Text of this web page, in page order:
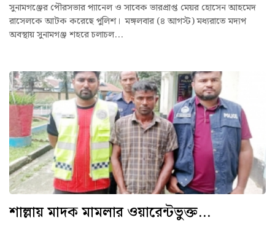
সুনামগঞ্জের পৌরসভার প্যানেল ও সাবেক ভারপ্রাপ্ত মেয়র হোসেন আহমেদ
রাসেলকে আটক করেছে পুলিশ। মঙ্গলবার (৪ আগস্ট) মধ্যরাতে মদ্যপ
অবস্থায় সুনামগঞ্জ শহরে চলাচল...
শাল্লায় মাদক মামলার ওয়ারেন্টভুক্ত...